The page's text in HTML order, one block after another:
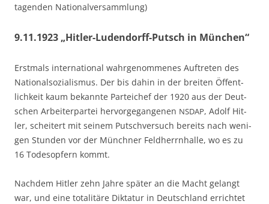
tagen­den Nationalversammlung)
9.11.1923 „Hitler-Ludendorff-Putsch in München“
Erst­mals inter­na­tio­nal wahr­ge­nom­me­nes Auf­tre­ten des
Natio­nal­so­zia­lis­mus. Der bis dahin in der brei­ten Öffent­
lich­keit kaum bekann­te Par­tei­chef der 1920 aus der Deut­
schen Arbei­ter­par­tei her­vor­ge­gan­ge­nen NSDAP, Adolf Hit­
ler, schei­tert mit sei­nem Putsch­ver­such bereits nach weni­
gen Stun­den vor der Münch­ner Feld­herrn­hal­le, wo es zu
16 Todes­op­fern kommt.
Nach­dem Hit­ler zehn Jah­re spä­ter an die Macht gelangt
war, und eine tota­li­tä­re Dik­ta­tur in Deutsch­land errich­tet